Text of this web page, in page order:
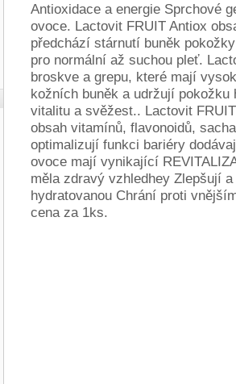
Antioxidace a energie Sprchové
ovoce. Lactovit FRUIT Antiox
předchází stárnutí buněk
pro normální až suchou pleť.
broskve a grepu, které mají
kožních buněk a udržují
vitalitu a svěžest.. Lactovit
obsah vitamínů, flavonoidů,
optimalizují funkci bariéry
ovoce mají vynikající
měla zdravý vzhledhey Zlepšují
hydratovanou Chrání proti
cena za 1ks.